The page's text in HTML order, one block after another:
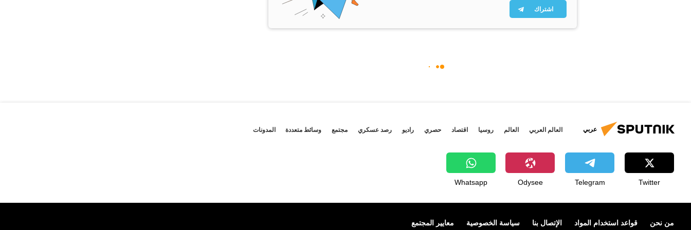
اشتراك
عربي العالم العربي العالم روسيا اقتصاد حصري راديو رصد عسكري مجتمع وسائط متعددة المدونات
Twitter
Telegram
Odysee
Whatsapp
من نحن قواعد استخدام المواد الإتصال بنا سياسة الخصوصية معايير المجتمع